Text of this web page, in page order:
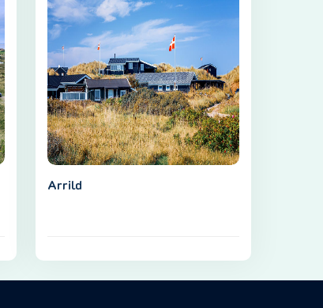
Arrild